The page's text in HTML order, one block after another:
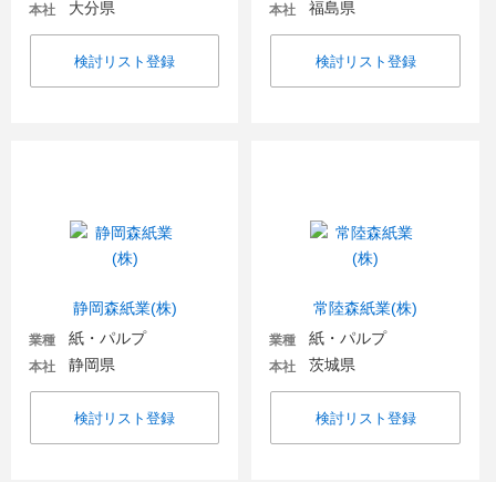
本社 大分県
検討リスト登録
本社 福島県
検討リスト登録
静岡森紙業(株)
業種 紙・パルプ
本社 静岡県
検討リスト登録
常陸森紙業(株)
業種 紙・パルプ
本社 茨城県
検討リスト登録